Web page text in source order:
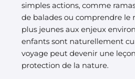
simples actions, comme
de balades ou comprendre le
plus jeunes aux enjeux
enfants sont naturellement
voyage peut devenir une
protection de la nature.